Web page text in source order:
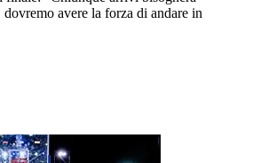
avere la forza di andare in